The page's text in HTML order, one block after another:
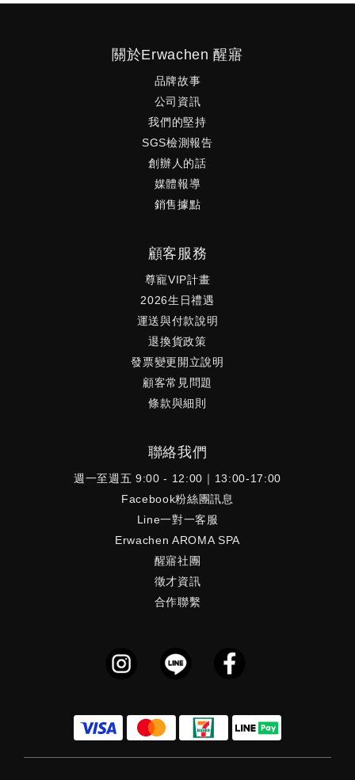
關於Erwachen 醒寤
品牌故事
公司資訊
我們的堅持
SGS檢測報告
創辦人的話
媒體報導
銷售據點
顧客服務
尊寵VIP計畫
2026生日禮遇
運送與付款說明
退換貨政策
發票變更開立說明
顧客常見問題
條款與細則
聯絡我們
週一至週五 9:00 - 12:00｜13:00-17:00
Facebook粉絲團訊息
Line一對一客服
Erwachen AROMA SPA
醒寤社團
徵才資訊
合作聯繫